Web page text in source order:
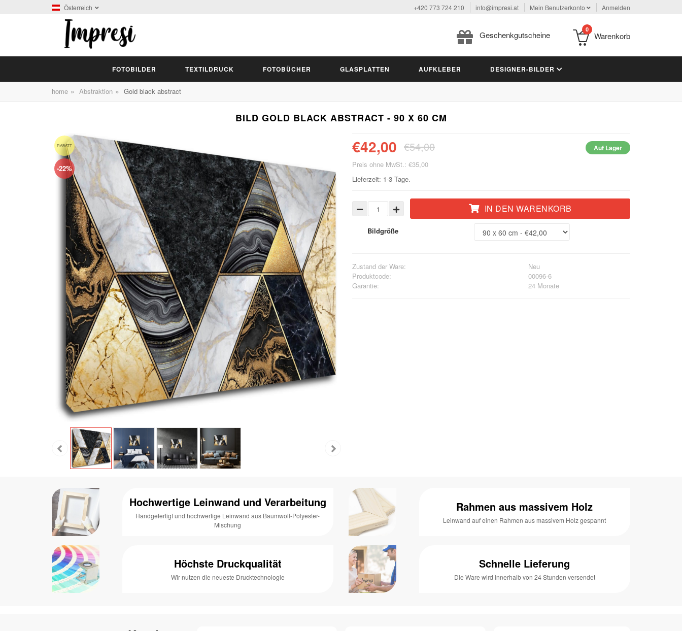
Österreich +420 773 724 210 info@impresi.at Mein Benutzerkonto Anmelden
Geschenkgutscheine
0
Warenkorb
FOTOBILDER TEXTILDRUCK FOTOBÜCHER GLASPLATTEN AUFKLEBER DESIGNER-BILDER
home » Abstraktion » Gold black abstract
BILD GOLD BLACK ABSTRACT - 90 X 60 CM
RABATT
-22%
€42,00 €54,00 Auf Lager
Preis ohne MwSt.: €35,00
Lieferzeit: 1-3 Tage.
IN DEN WARENKORB
Bildgröße
Zustand der Ware:
Neu
Produktcode:
00096-6
Garantie:
24 Monate
Hochwertige Leinwand und Verarbeitung
Handgefertigt und hochwertige Leinwand aus Baumwoll-Polyester-
Mischung
Rahmen aus massivem Holz
Leinwand auf einen Rahmen aus massivem Holz gespannt
Höchste Druckqualität
Wir nutzen die neueste Drucktechnologie
Schnelle Lieferung
Die Ware wird innerhalb von 24 Stunden versendet